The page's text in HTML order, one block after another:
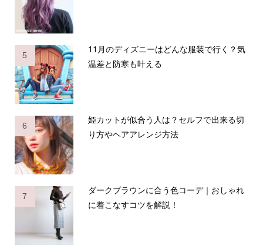
5
11月のディズニーはどんな服装で行く？気
温差と防寒も叶える
6
姫カットが似合う人は？セルフで出来る切
り方やヘアアレンジ方法
7
ダークブラウンに合う色コーデ｜おしゃれ
に着こなすコツを解説！